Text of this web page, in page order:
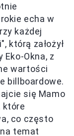
echa w
każdej
którą założył
Eko-Okna, z
wartości
billboardowe.
się Mamo
które
co często
temat